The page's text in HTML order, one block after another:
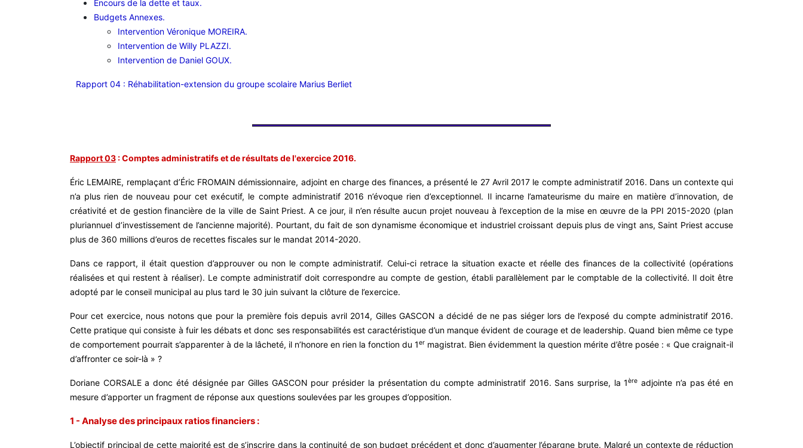
Encours de la dette et taux.
Budgets Annexes.
Intervention Véronique MOREIRA.
Intervention de Willy PLAZZI.
Intervention de Daniel GOUX.
Rapport 04 : Réhabilitation-extension du groupe scolaire Marius Berliet
Rapport 03 : Comptes administratifs et de résultats de l'exercice 2016.
Éric LEMAIRE, remplaçant d’Éric FROMAIN démissionnaire, adjoint en charge des finances, a présenté le 27 Avril 2017 le compte administratif 2016. Dans un contexte qui
n’a plus rien de nouveau pour cet exécutif, le compte administratif 2016 n’évoque rien d’exceptionnel. Il incarne l’amateurisme du maire en matière d’innovation, de
créativité et de gestion financière de la ville de Saint Priest. A ce jour, il n’en résulte aucun projet nouveau à l’exception de la mise en œuvre de la PPI 2015-2020 (plan
pluriannuel d’investissement de l’ancienne majorité). Pourtant, du fait de son dynamisme économique et industriel croissant depuis plus de vingt ans, Saint Priest accuse
plus de 360 millions d’euros de recettes fiscales sur le mandat 2014-2020.
Dans ce rapport, il était question d’approuver ou non le compte administratif. Celui-ci retrace la situation exacte et réelle des finances de la collectivité (opérations
réalisées et qui restent à réaliser). Le compte administratif doit correspondre au compte de gestion, établi parallèlement par le comptable de la collectivité. Il doit être
adopté par le conseil municipal au plus tard le 30 juin suivant la clôture de l’exercice.
Pour cet exercice, nous notons que pour la première fois depuis avril 2014, Gilles GASCON a décidé de ne pas siéger lors de l’exposé du compte administratif 2016.
Cette pratique qui consiste à fuir les débats et donc ses responsabilités est caractéristique d’un manque évident de courage et de leadership. Quand bien même ce type
de comportement pourrait s’apparenter à de la lâcheté, il n’honore en rien la fonction du 1er magistrat. Bien évidemment la question mérite d’être posée : « Que craignait-il
d’affronter ce soir-là » ?
Doriane CORSALE a donc été désignée par Gilles GASCON pour présider la présentation du compte administratif 2016. Sans surprise, la 1ère adjointe n’a pas été en
mesure d’apporter un fragment de réponse aux questions soulevées par les groupes d’opposition.
1 - Analyse des principaux ratios financiers :
L’objectif principal de cette majorité est de s’inscrire dans la continuité de son budget précédent et donc d’augmenter l’épargne brute. Malgré un contexte de réduction